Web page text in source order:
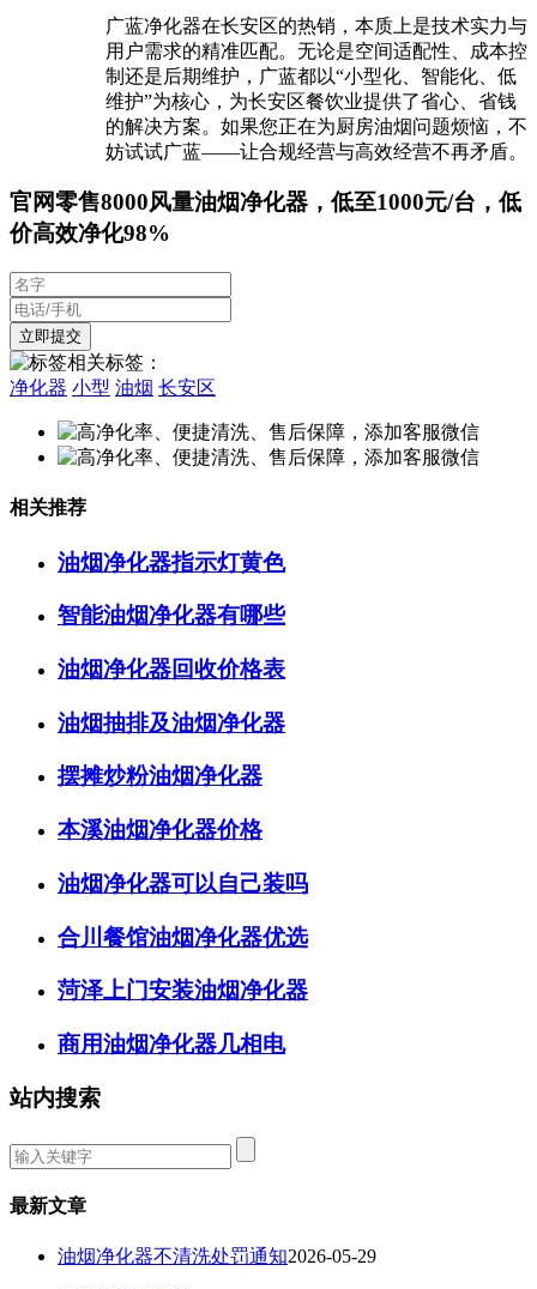
广蓝净化器在长安区的热销，本质上是技术实力与
用户需求的精准匹配。无论是空间适配性、成本控
制还是后期维护，广蓝都以“小型化、智能化、低
维护”为核心，为长安区餐饮业提供了省心、省钱
的解决方案。如果您正在为厨房油烟问题烦恼，不
妨试试广蓝——让合规经营与高效经营不再矛盾。
官网零售8000风量油烟净化器，低至1000元/台，低
价高效净化98%
相关标签：
净化器 小型 油烟 长安区
相关推荐
油烟净化器指示灯黄色
智能油烟净化器有哪些
油烟净化器回收价格表
油烟抽排及油烟净化器
摆摊炒粉油烟净化器
本溪油烟净化器价格
油烟净化器可以自己装吗
合川餐馆油烟净化器优选
菏泽上门安装油烟净化器
商用油烟净化器几相电
站内搜索
最新文章
油烟净化器不清洗处罚通知2026-05-29